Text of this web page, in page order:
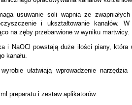
usuwanie soli wapnia ze zwapniałych
i ukształtowanie kanałów. W
na zęby przebarwione w wyniku martwicy.
i NaOCl powstają duże ilości piany, która
kanału.
ułatwiają wprowadzenie
preparatu i zestaw aplikatorów.